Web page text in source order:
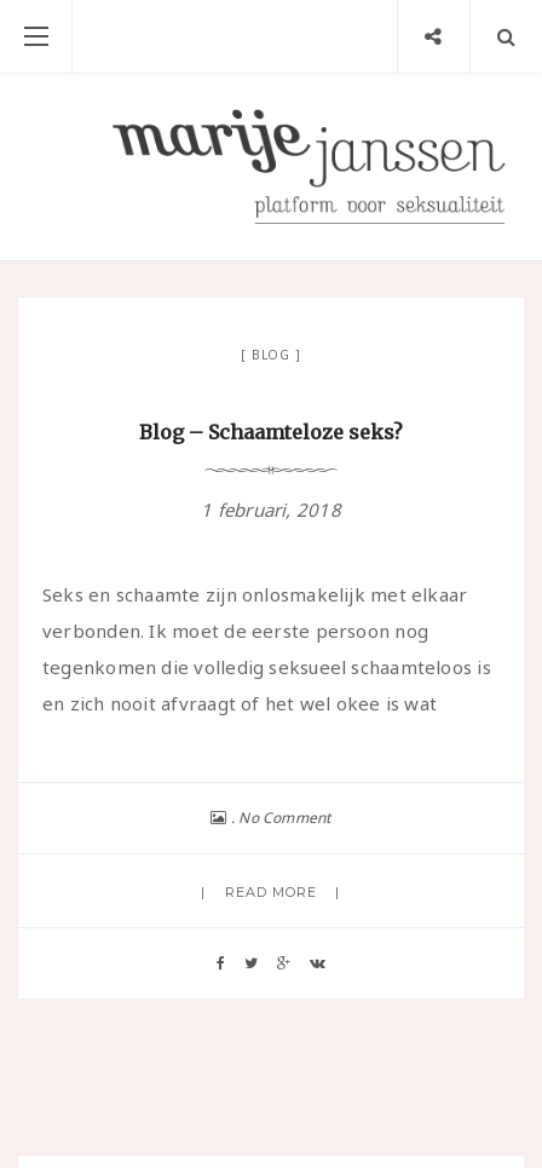
BLOG
Blog – Schaamteloze seks?
1 februari, 2018
Seks en schaamte zijn onlosmakelijk met elkaar
verbonden. Ik moet de eerste persoon nog
tegenkomen die volledig seksueel schaamteloos is
en zich nooit afvraagt of het wel okee is wat
No Comment
READ MORE